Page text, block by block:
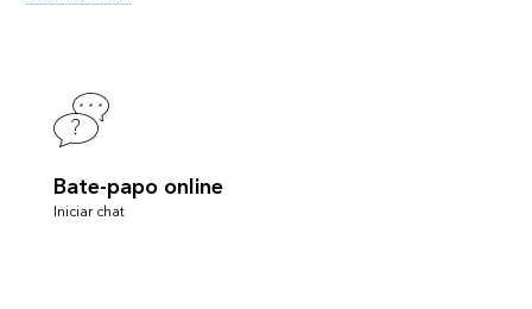
Bate-papo online
Iniciar chat